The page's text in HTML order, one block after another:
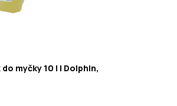
myčky 10 l | Dolphin,